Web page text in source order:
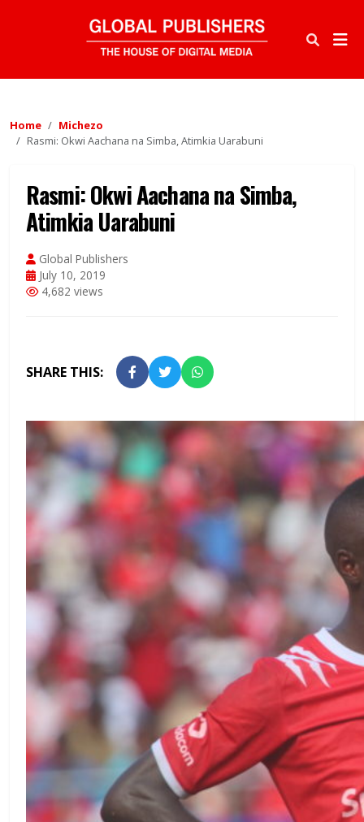
Home
Michezo
Rasmi: Okwi Aachana na Simba, Atimkia Uarabuni
Rasmi: Okwi Aachana na Simba,
Atimkia Uarabuni
Global Publishers
July 10, 2019
4,682 views
SHARE THIS: